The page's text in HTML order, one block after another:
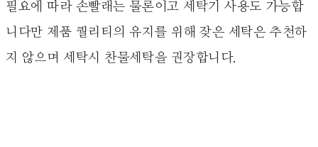
필요에 따라 손빨래는 물론이고 세탁기 사용도 가능합
니다만 제품 퀄리티의 유지를 위해 잦은 세탁은 추천하
지 않으며 세탁시 찬물세탁을 권장합니다.